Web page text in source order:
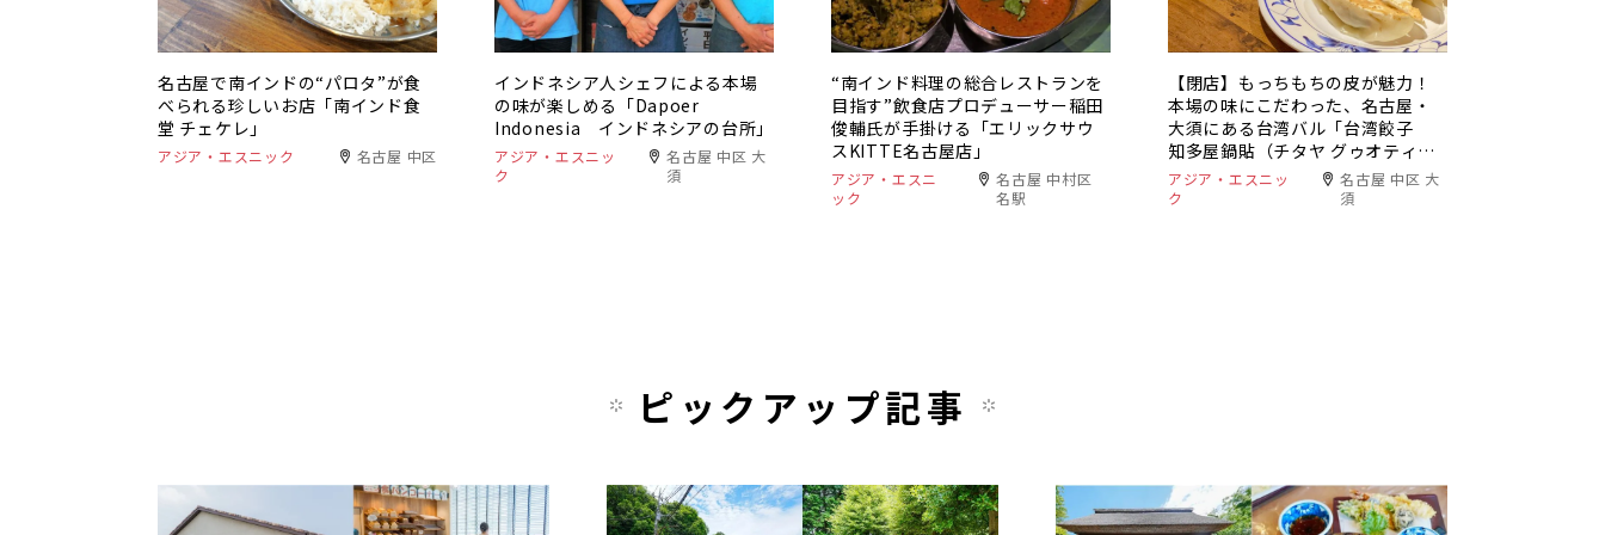
名古屋で南インドの“パロタ”が食
べられる珍しいお店「南インド食
堂 チェケレ」
アジア・エスニック 名古屋 中区
インドネシア人シェフによる本場
の味が楽しめる「Dapoer
Indonesia インドネシアの台所」
アジア・エスニッ
ク
名古屋 中区 大
須
“南インド料理の総合レストランを
目指す”飲食店プロデューサー稲田
俊輔氏が手掛ける「エリックサウ
スKITTE名古屋店」
アジア・エスニ
ック
名古屋 中村区
名駅
【閉店】もっちもちの皮が魅力！
本場の味にこだわった、名古屋・
大須にある台湾バル「台湾餃子
知多屋鍋貼（チタヤ グゥオティ
エ）」
アジア・エスニッ
ク
名古屋 中区 大
須
ピックアップ記事